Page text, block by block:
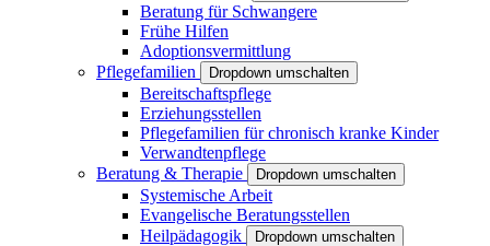
Beratung für Schwangere
Frühe Hilfen
Adoptionsvermittlung
Pflegefamilien
Dropdown umschalten
Bereitschaftspflege
Erziehungsstellen
Pflegefamilien für chronisch kranke Kinder
Verwandtenpflege
Beratung & Therapie
Dropdown umschalten
Systemische Arbeit
Evangelische Beratungsstellen
Heilpädagogik
Dropdown umschalten